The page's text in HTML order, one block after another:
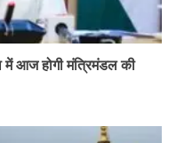
में आज होगी मंत्रिमंडल की